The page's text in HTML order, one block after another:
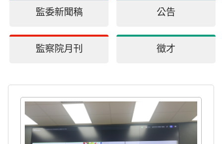
監委新聞稿 公告
監察院月刊 徵才